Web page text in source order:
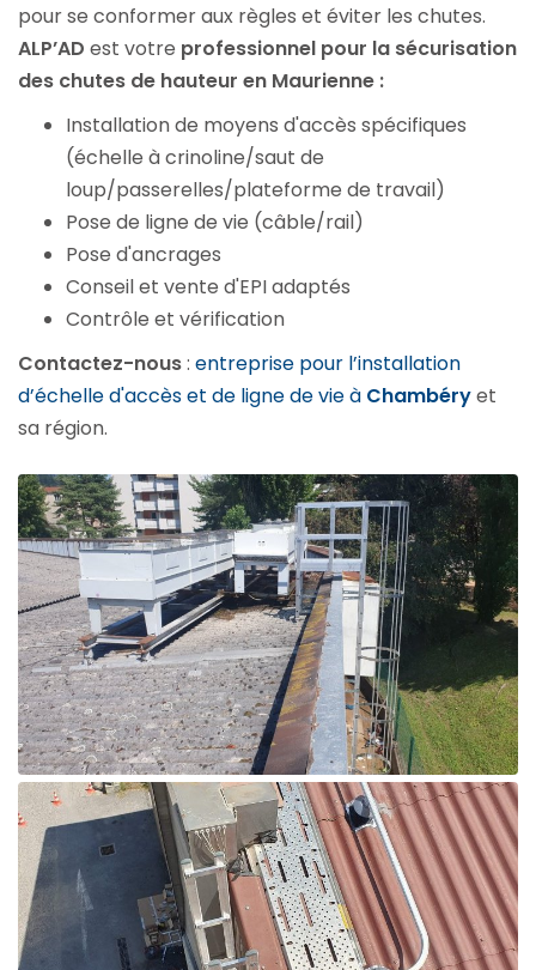
pour se conformer aux règles et éviter les chutes.
ALP’AD est votre professionnel pour la sécurisation
des chutes de hauteur en Maurienne :
Installation de moyens d'accès spécifiques
(échelle à crinoline/saut de
loup/passerelles/plateforme de travail)
Pose de ligne de vie (câble/rail)
Pose d'ancrages
Conseil et vente d'EPI adaptés
Contrôle et vérification
Contactez-nous: entreprise pour l’installation
d’échelle d'accès et de ligne de vie à Chambéryet
sa région.